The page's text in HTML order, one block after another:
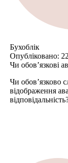
Бухоблік
Опубліковано:
Чи обов’язкові
Чи обов’язково
відображення